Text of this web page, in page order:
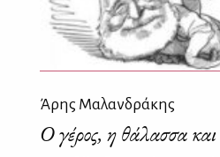
Άρης Μαλανδράκης
Ο γέρος, η θάλασσα